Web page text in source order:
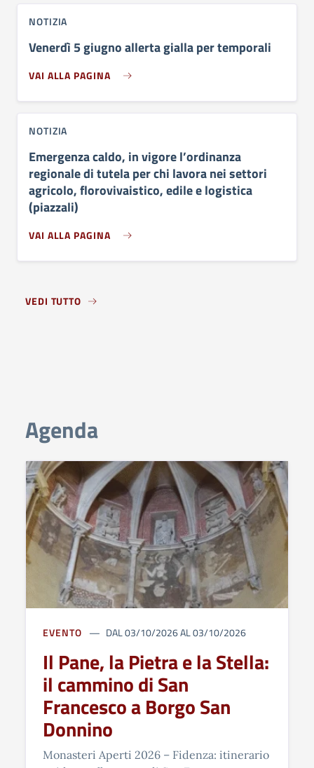
NOTIZIA
Venerdì 5 giugno allerta gialla per temporali
VAI ALLA PAGINA
NOTIZIA
Emergenza caldo, in vigore l’ordinanza
regionale di tutela per chi lavora nei settori
agricolo, florovivaistico, edile e logistica
(piazzali)
VAI ALLA PAGINA
VEDI TUTTO
Agenda
EVENTO DAL 03/10/2026 AL 03/10/2026
Il Pane, la Pietra e la Stella:
il cammino di San
Francesco a Borgo San
Donnino
Monasteri Aperti 2026 – Fidenza: itinerario